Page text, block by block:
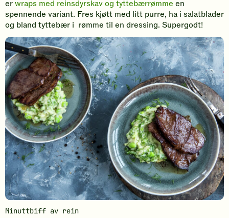
erwraps med reinsdyrskav og tyttebærrømme en
spennende variant. Fres kjøtt med litt purre, ha i salatblader
og bland tyttebær i rømme til en dressing. Supergodt!
Minuttbiff av rein